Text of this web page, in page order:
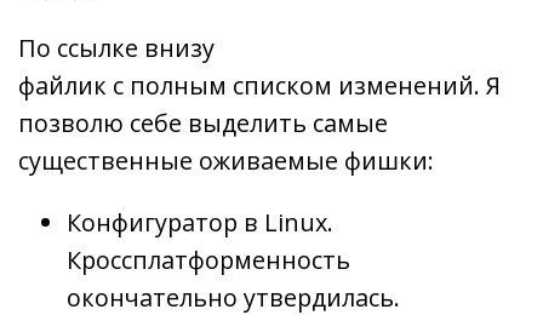
По ссылке внизу
файлик с полным списком изменений. Я
позволю себе выделить самые
существенные оживаемые фишки:
Конфигуратор в Linux.
Кроссплатформенность
окончательно утвердилась.